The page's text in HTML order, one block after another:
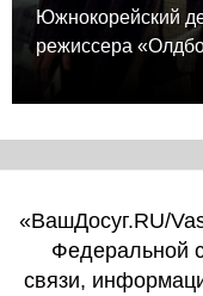
Южнокорейский
режиссера
«ВашДосуг.RU/
Федеральной
связи,